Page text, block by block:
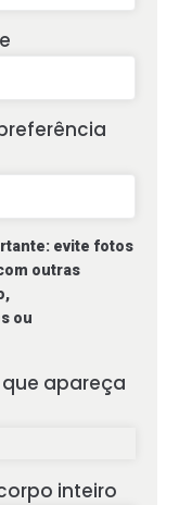
evite fotos
outras
ou
apareça
inteiro